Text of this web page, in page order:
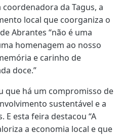
da Tagus, a
local que coorganiza o
Abrantes “não é uma
homenagem ao nosso
e carinho de
doce.”
que há um compromisso de
sustentável e a
E esta feira destacou “A
a economia local e que